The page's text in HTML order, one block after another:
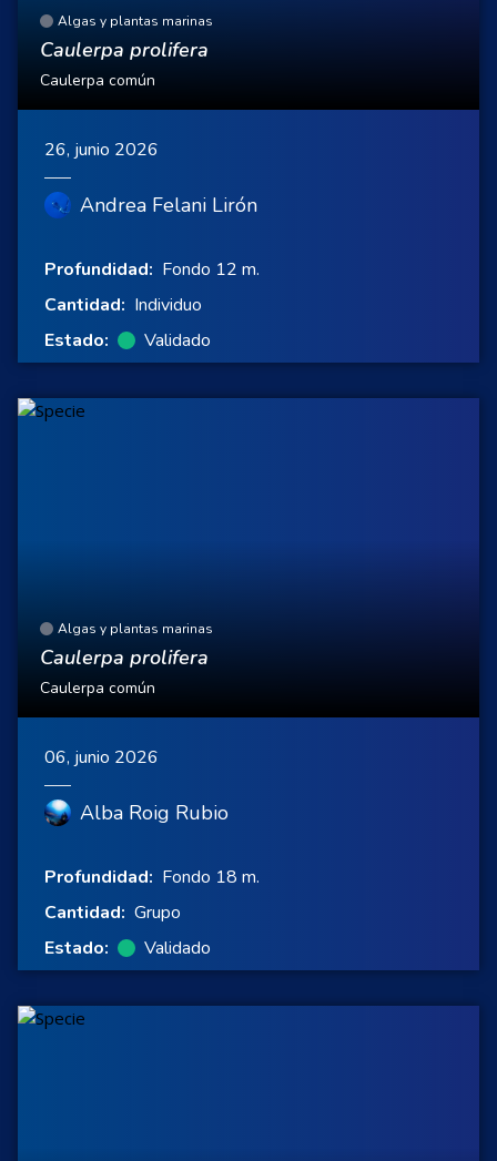
Algas y plantas marinas
Caulerpa prolifera
Caulerpa común
26, junio 2026
Andrea Felani Lirón
Profundidad: Fondo 12 m.
Cantidad: Individuo
Estado:
Validado
Algas y plantas marinas
Caulerpa prolifera
Caulerpa común
06, junio 2026
Alba Roig Rubio
Profundidad: Fondo 18 m.
Cantidad: Grupo
Estado:
Validado